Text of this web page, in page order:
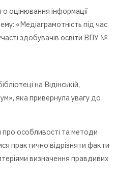
оцінювання інформації
«Медіаграмотність під час
здобувачів освіти ВПУ №
на Відінській,
яка привернула увагу до
про особливості та методи
практично відрізняти факти
визначення правдивих